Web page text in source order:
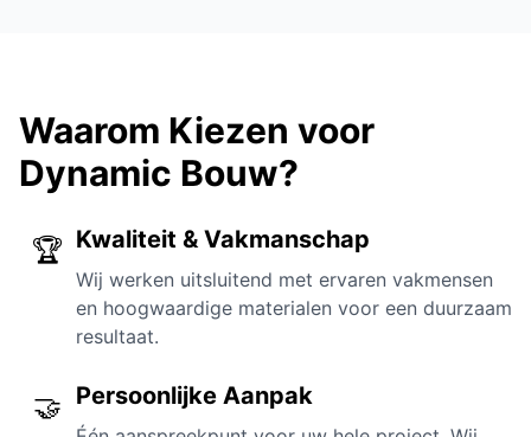
Waarom Kiezen voor
Dynamic Bouw?
🏆 Kwaliteit & Vakmanschap
Wij werken uitsluitend met ervaren vakmensen
en hoogwaardige materialen voor een duurzaam
resultaat.
🤝 Persoonlijke Aanpak